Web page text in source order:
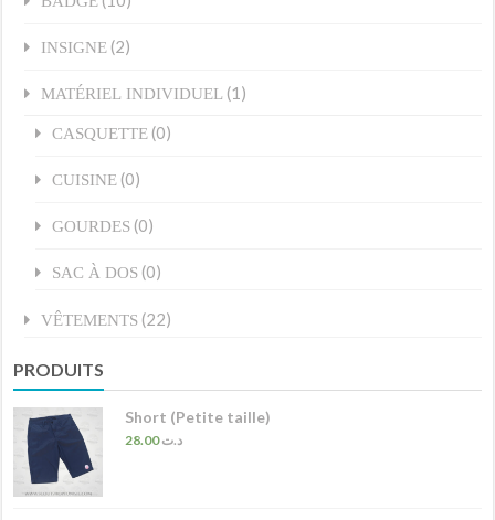
INSIGNE (2)
MATÉRIEL INDIVIDUEL (1)
CASQUETTE (0)
CUISINE (0)
GOURDES (0)
SAC À DOS (0)
VÊTEMENTS (22)
PRODUITS
Short (Petite taille)
28.00د.ت